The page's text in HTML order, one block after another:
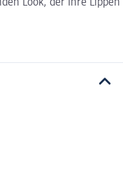
Look, der Ihre Lippen